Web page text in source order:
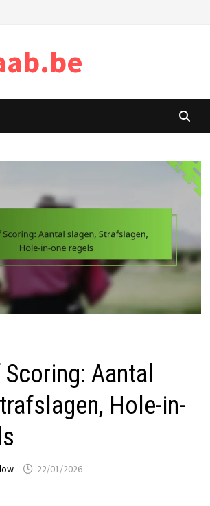
Aantal
Hole-in-
22/01/2026